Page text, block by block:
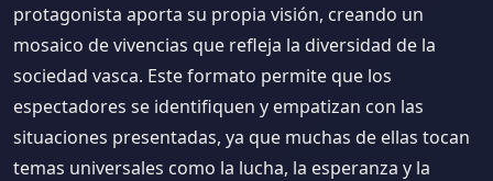
protagonista aporta su propia visión, creando un
mosaico de vivencias que refleja la diversidad de la
sociedad vasca. Este formato permite que los
espectadores se identifiquen y empatizan con las
situaciones presentadas, ya que muchas de ellas tocan
temas universales como la lucha, la esperanza y la